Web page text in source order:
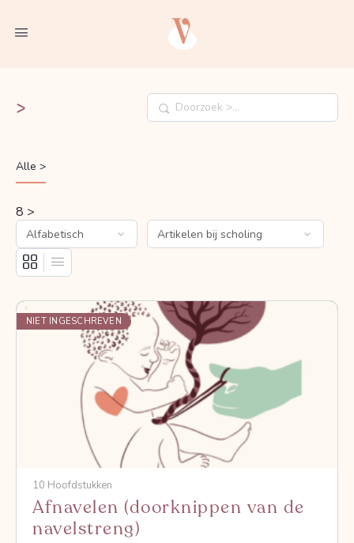
> Doorzoek
Alle >
8 >
NIET INGESCHREVEN
10 Hoofdstukken
Afnavelen (doorknippen van de
navelstreng)